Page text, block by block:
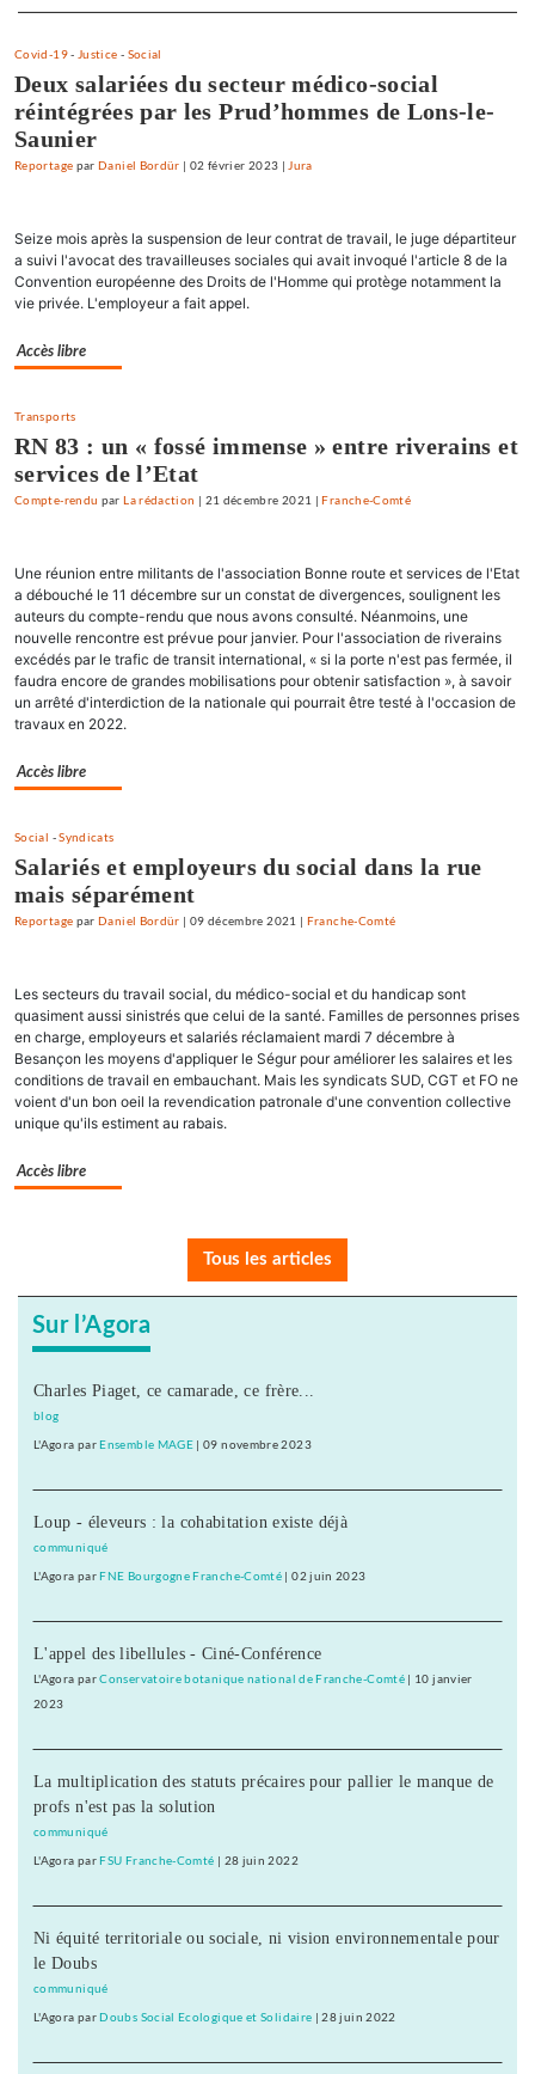
Separateur
Covid-19- Justice - Social
Deux salariées du secteur médico-social
réintégrées par les Prud’hommes de Lons-le-
Saunier
Reportage par Daniel Bordür 02 février 2023 |Jura
Seize mois après la suspension de leur contrat de travail, le juge départiteur
a suivi l'avocat des travailleuses sociales qui avait invoqué l'article 8 de la
Convention européenne des Droits de l'Homme qui protège notamment la
vie privée. L'employeur a fait appel.
Accès libre
Transports
RN 83 : un « fossé immense » entre riverains et
services de l’Etat
Compte-rendu par La rédaction 21 décembre 2021 Franche-Comté
Une réunion entre militants de l'association Bonne route et services de l'Etat
a débouché le 11 décembre sur un constat de divergences, soulignent les
auteurs du compte-rendu que nous avons consulté. Néanmoins, une
nouvelle rencontre est prévue pour janvier. Pour l'association de riverains
excédés par le trafic de transit international, « si la porte n'est pas fermée, il
faudra encore de grandes mobilisations pour obtenir satisfaction », à savoir
un arrêté d'interdiction de la nationale qui pourrait être testé à l'occasion de
travaux en 2022.
Accès libre
Social -Syndicats
Salariés et employeurs du social dans la rue
mais séparément
Reportage par Daniel Bordür 09 décembre 2021 Franche-Comté
Les secteurs du travail social, du médico-social et du handicap sont
quasiment aussi sinistrés que celui de la santé. Familles de personnes prises
en charge, employeurs et salariés réclamaient mardi 7 décembre à
Besançon les moyens d'appliquer le Ségur pour améliorer les salaires et les
conditions de travail en embauchant. Mais les syndicats SUD, CGT et FO ne
voient d'un bon oeil la revendication patronale d'une convention collective
unique qu'ils estiment au rabais.
Accès libre
Tous les articles
Sur l’Agora
Charles Piaget, ce camarade, ce frère...
blog
L'Agora par Ensemble MAGE |09 novembre 2023
Loup - éleveurs : la cohabitation existe déjà
communiqué
L'Agora par FNE Bourgogne Franche-Comté |02 juin 2023
L'appel des libellules - Ciné-Conférence
L'Agora parConservatoire botanique national de Franche-Comté| 10 janvier
2023
La multiplication des statuts précaires pour pallier le manque de
profs n'est pas la solution
communiqué
L'Agora par FSU Franche-Comté 28 juin 2022
Ni équité territoriale ou sociale, ni vision environnementale pour
le Doubs
communiqué
L'Agora par Doubs Social Ecologique et Solidaire |28 juin 2022